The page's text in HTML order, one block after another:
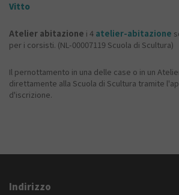
Vitto
Atelier abitazione i 4 atelier-abitazione
per i corsisti. (NL-00007119 Scuola di Scultura)
Il pernottamento in una delle case o in un
direttamente alla Scuola di Scultura tramite
d'iscrizione.
Indirizzo